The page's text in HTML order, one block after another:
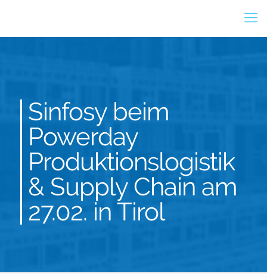
Sinfosy beim
Powerday
Produktionslogistik
& Supply Chain am
27.02. in Tirol